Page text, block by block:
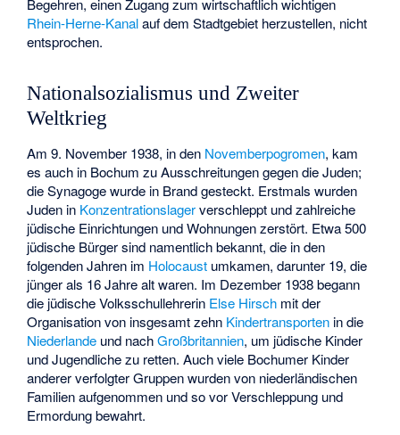
Begehren, einen Zugang zum wirtschaftlich wichtigen
Rhein-Herne-Kanalauf dem Stadtgebiet herzustellen, nicht
entsprochen.
Nationalsozialismus und Zweiter
Weltkrieg
Am 9. November 1938, in den Novemberpogromen, kam
es auch in Bochum zu Ausschreitungen gegen die Juden;
dieSynagogewurde in Brand gesteckt. Erstmals wurden
Juden in Konzentrationslagerverschleppt und zahlreiche
jüdische Einrichtungen und Wohnungen zerstört. Etwa 500
jüdische Bürger sind namentlich bekannt, die in den
folgenden Jahren im Holocaust umkamen, darunter 19, die
jünger als 16 Jahre alt waren. Im Dezember 1938 begann
die jüdische Volksschullehrerin Else Hirsch mit der
Organisation von insgesamt zehn Kindertransporten in die
Niederlande und nachGroßbritannien, um jüdische Kinder
und Jugendliche zu retten. Auch viele Bochumer Kinder
anderer verfolgter Gruppen wurden von niederländischen
Familien aufgenommen und so vor Verschleppung und
Ermordung bewahrt.